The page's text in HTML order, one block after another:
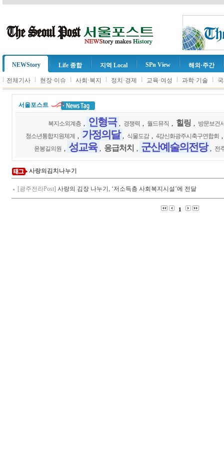
NEWStory Life 종합 지역 Local SPn View 해외·주간
l 전체기사 l 현장·이슈 l 사회·복지 l 정치·경제 l 교육·여성 l 과학·기술 l
서울포스트
복지소외계층 인형극 경쟁력 월드뮤직 힐링
방문보건
청소년통합지원체계
가정의달 식물도감 4강신화광주시축구연합회
윤봉길의원
성교육 응급처치 군산예술의전당 전
사랑의김치나누기
[광주전라Post] 사랑의 김장 나누기, ‘저소득층 사회복지시설’에 전달
1